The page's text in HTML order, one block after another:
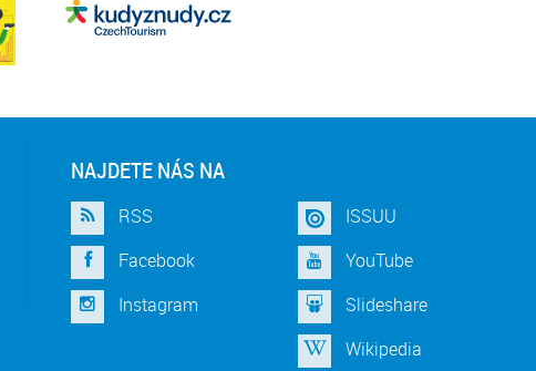
NAJDETE NÁS NA
RSS
Facebook
Instagram
ISSUU
YouTube
Slideshare
Wikipedia